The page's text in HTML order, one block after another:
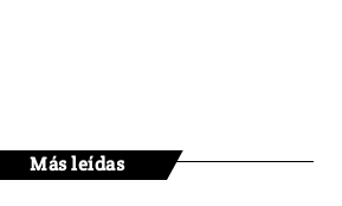
Más leídas